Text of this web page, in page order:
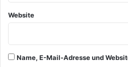
Website
Name, E-Mail-Adresse und